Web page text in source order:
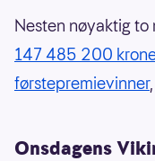
Nesten nøyaktig
147 485 200
førstepremievinner
Onsdagens